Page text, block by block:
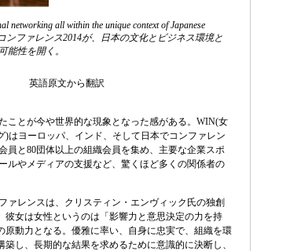
networking all within the unique context of Japanese
ンファレンス2014が、日本の文化とビジネス環境と
性を開く。
英語原文から翻訳
ことが今や世界的な現象となった感がある。 WIN(女
)はヨーロッパ、インド、そして日本でコンファレン
員と80団体以上の組織会員を集め、主要な企業スポ
ールやメディアの支援など、驚くほど多くの関係者の
ァレンスは、クリスティン・エンヴィック氏の独創
彼女は女性というのは「影響力と意思決定の力を持
原動力となる。優雅に率い、自身に忠実で、組織を環
し、長期的な結果を求めるために意識的に決断し、